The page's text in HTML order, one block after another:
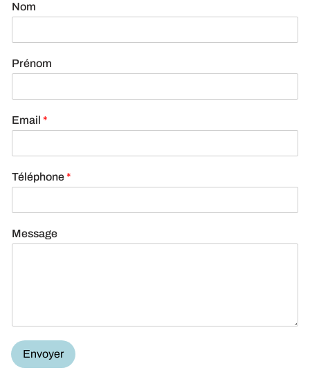
Nom
Prénom
Email *
Téléphone*
Message
Envoyer